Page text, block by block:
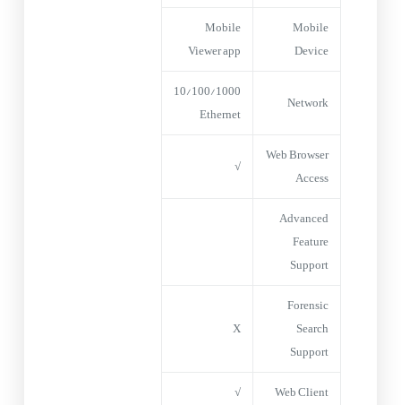
Mobile
Device
Mobile
Viewer app
Network
10/100/1000
Ethernet
Web Browser
Access
√
Advanced
Feature
Support
Forensic
Search
Support
X
Web Client
√